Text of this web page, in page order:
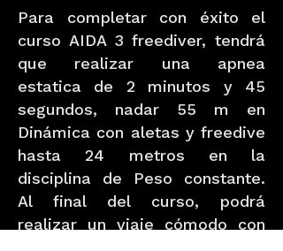
Para completar con éxito el
curso AIDA 3 freediver, tendrá
que realizar una apnea
estatica de 2 minutos y 45
segundos, nadar 55 m en
Dinámica con aletas y freedive
hasta 24 metros en la
disciplina de Peso constante.
Al final del curso, podrá
realizar un viaje cómodo con